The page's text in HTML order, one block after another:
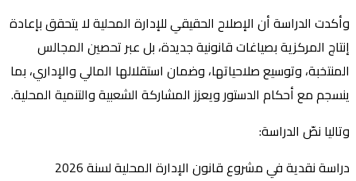
وأكدت الدراسة أن الإصلاح الحقيقي للإدارة المحلية لا يتحقق بإعادة
إنتاج المركزية بصياغات قانونية جديدة، بل عبر تحصين المجالس
المنتخبة، وتوسيع صلاحياتها، وضمان استقلالها المالي والإداري، بما
ينسجم مع أحكام الدستور ويعزز المشاركة الشعبية والتنمية المحلية.
وتاليا نصّ الدراسة:
دراسة نقدية في مشروع قانون الإدارة المحلية لسنة 2026